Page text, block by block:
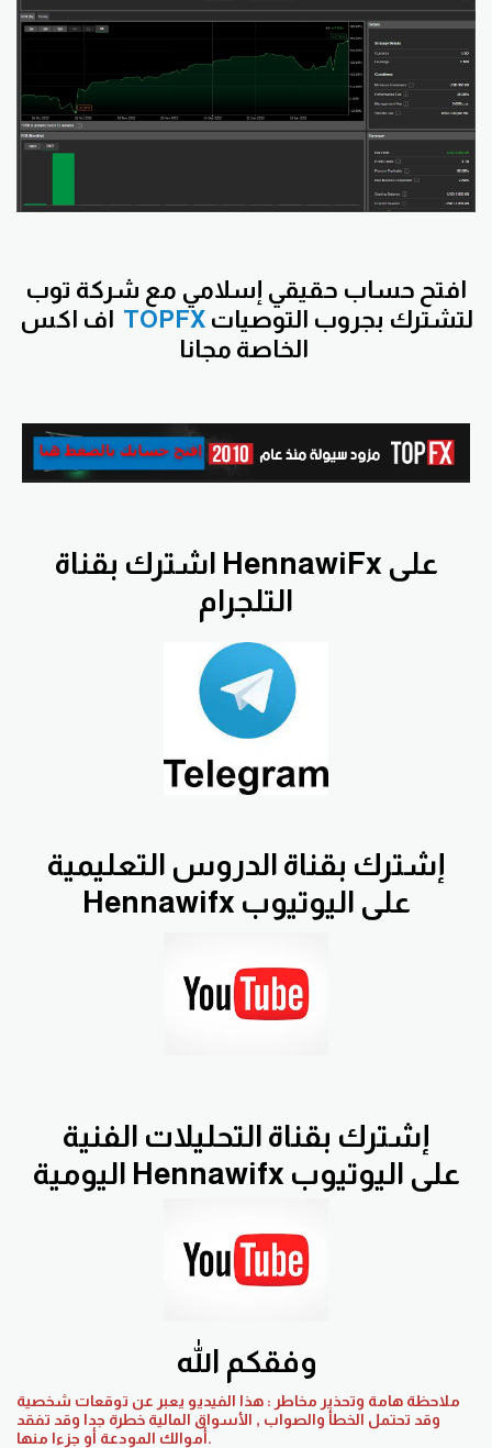
افتح حساب حقيقي إسلامي مع شركة توب
TOPFXلتشترك بجروب التوصيات
اشترك بقناة HennawiFx على
التلجرام
إشترك بقناة الدروس التعليمية
Hennawifx على اليوتيوب
إشترك بقناة التحليلات الفنية
اليومية Hennawifx على اليوتيوب
وفقكم الله
ملاحظة هامة وتحذير مخاطر : هذا الفيديو يعبر عن توقعات شخصية
وقد تحتمل الخطأ والصواب , الأسواق المالية خطرة جدا وقد تفقد
أموالك المودعة أو جزءا منها.